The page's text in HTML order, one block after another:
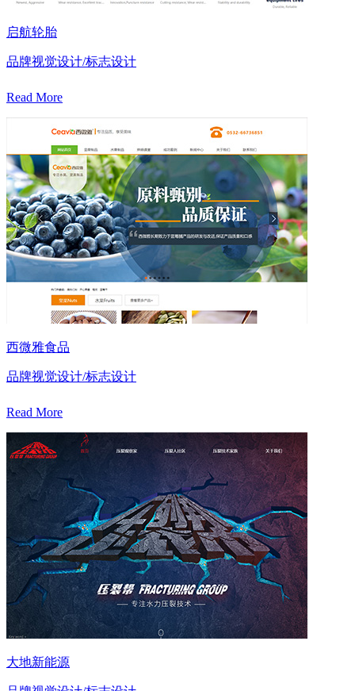
启航轮胎
品牌视觉设计/标志设计
Read More
西微雅食品
品牌视觉设计/标志设计
Read More
大地新能源